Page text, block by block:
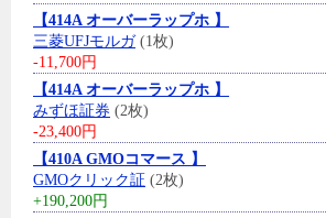
【414A オーバーラップホ 】
三菱UFJモルガ(1枚)
-11,700円
【414A オーバーラップホ 】
みずほ証券 (2枚)
-23,400円
【410A GMOコマース 】
GMOクリック証 (2枚)
+190,200円